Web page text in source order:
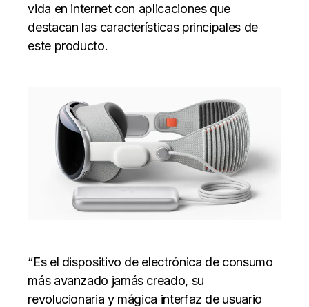
vida en internet con aplicaciones que
destacan las características principales de
este producto.
“Es el dispositivo de electrónica de consumo
más avanzado jamás creado, su
revolucionaria y mágica interfaz de usuario